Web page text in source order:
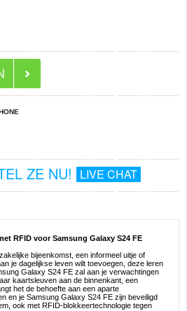
ZE NU! LIVE CHAT
RFID voor Samsung Galaxy S24 FE
bijeenkomst, een informeel uitje of
je dagelijkse leven wilt toevoegen, deze leren
Galaxy S24 FE zal aan je verwachtingen
kaartsleuven aan de binnenkant, een
het de behoefte aan een aparte
en je Samsung Galaxy S24 FE zijn beveiligd
ook met RFID-blokkeertechnologie tegen